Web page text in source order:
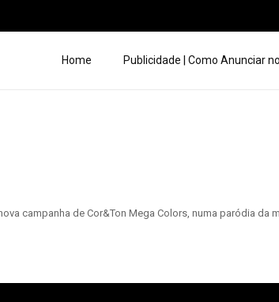
Home Publicidade | Como Anunciar
campanha de Cor&Ton Mega Colors, numa paródia da